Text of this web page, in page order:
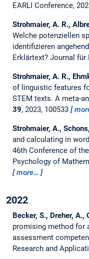
EARLI Conference,
Strohmaier, A. R.,
Welche potenziellen
identifizieren
Erklärtext? Journal für
Strohmaier, A. R.,
of linguistic features
STEM texts. A meta-
39, 2023, 100533
Strohmaier, A.,
and calculating in
46th Conference of
Psychology of
more…
2022
Becker, S., Dreher, A.,
promising method for
assessment
Research and